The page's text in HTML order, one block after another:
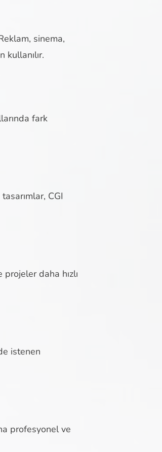
sinema,
fark
CGI
daha hızlı
istenen
profesyonel ve